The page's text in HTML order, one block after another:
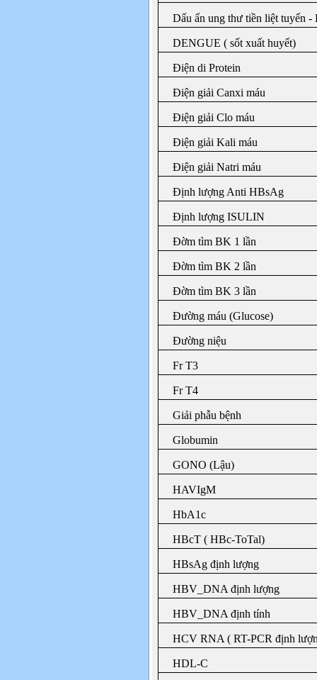
Dấu ấn ung thư tiền liệt tuyến -
DENGUE ( sốt xuất huyết)
Điện di Protein
Điện giải Canxi máu
Điện giải Clo máu
Điện giải Kali máu
Điện giải Natri máu
Định lượng Anti HBsAg
Định lượng ISULIN
Đờm tìm BK 1 lần
Đờm tìm BK 2 lần
Đờm tìm BK 3 lần
Đường máu (Glucose)
Đường niệu
Fr T3
Fr T4
Giải phẫu bệnh
Globumin
GONO (Lậu)
HAVIgM
HbA1c
HBcT ( HBc-ToTal)
HBsAg định lượng
HBV_DNA định lượng
HBV_DNA định tính
HCV RNA ( RT-PCR định
HDL-C